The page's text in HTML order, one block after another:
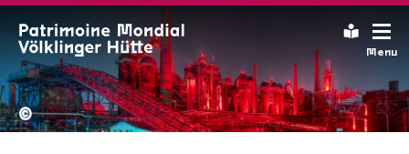
Menu
Gen Atem
La Völklinger Hütte
Copyright:
©